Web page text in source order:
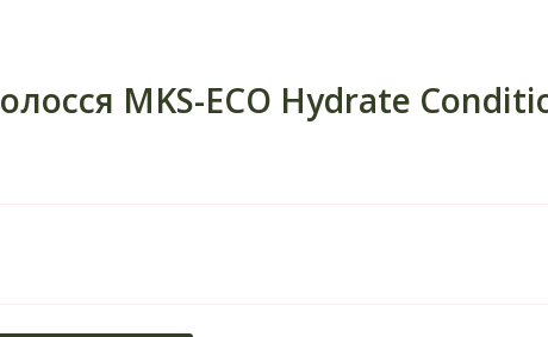
MKS-ECO Hydrate